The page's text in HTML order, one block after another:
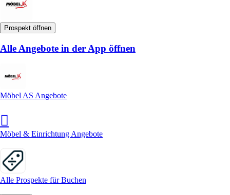
Prospekt öffnen
Alle Angebote in der App öffnen
Möbel AS Angebote
Möbel & Einrichtung Angebote
Alle Prospekte für Buchen